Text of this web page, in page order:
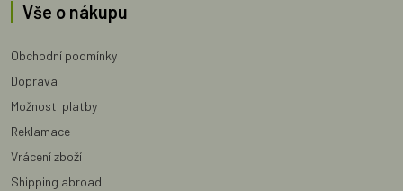
Vše o nákupu
Obchodní podmínky
Doprava
Možnosti platby
Reklamace
Vrácení zboží
Shipping abroad